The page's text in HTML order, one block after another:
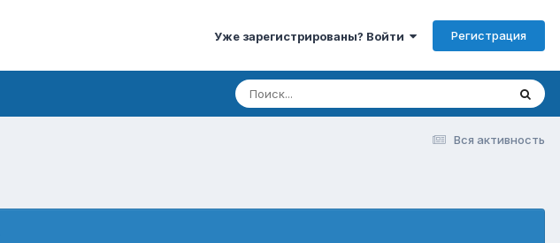
Уже зарегистрированы? Войти Регистрация
Вся активность